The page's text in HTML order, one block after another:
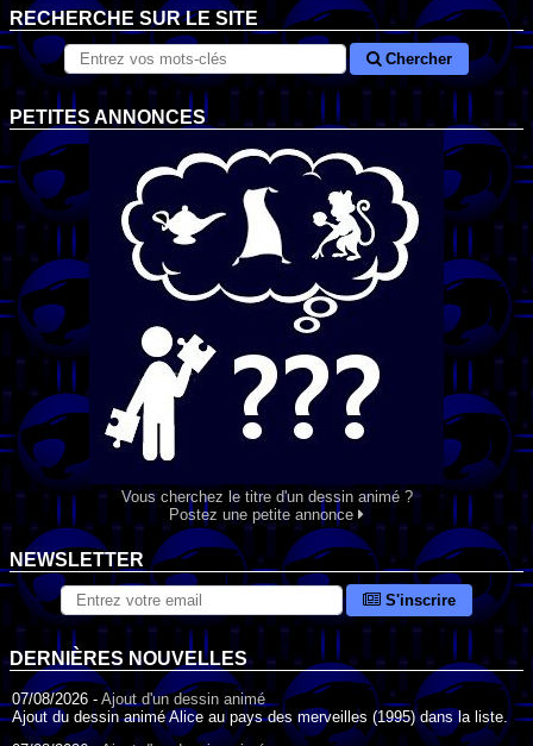
RECHERCHE SUR LE SITE
Chercher
PETITES ANNONCES
Vous cherchez le titre d'un dessin animé ?
Postez une petite annonce
NEWSLETTER
S'inscrire
DERNIÈRES NOUVELLES
07/08/2026 - Ajout d'un dessin animé
Ajout du dessin animé Alice au pays des merveilles (1995) dans la liste.